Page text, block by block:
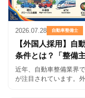
2026.07.28 自動車整備士
【外国人採用】自
条件とは？「整備
近年、自動車整備業界
が注目されています。